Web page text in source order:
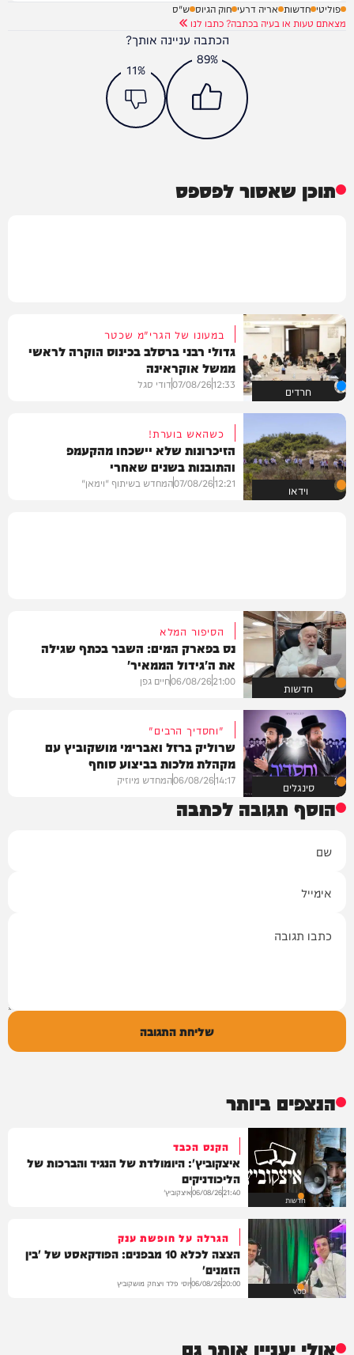
פוליטי חדשות אריה דרעי חוק הגיוס ש"ס
מצאתם טעות או בעיה בכתבה? כתבו לנו
הכתבה עניינה אותך?
89%
11%
תוכן שאסור לפספס
חרדים
במעונו של הגרי"מ שכטר
גדולי רבני ברסלב בכינוס הוקרה לראשי
ממשל אוקראינה
12:33
07/08/26דודי סגל
וידאו
כשהאש בוערת!
הזיכרונות שלא יישכחו מהקעמפ
והתובנות בשנים שאחרי
12:21
07/08/26המחדש בשיתוף "וימאן"
חדשות
הסיפור המלא
נס בפארק המים: השבר בכתף שגילה
את ה'גידול הממאיר'
21:00
06/08/26חיים גפן
סינגלים
"וחסדיך הרבים"
שרוליק ברזל ואברימי מושקוביץ עם
מקהלת מלכות בביצוע סוחף
14:17
06/08/26המחדש מיוזיק
הוסף תגובה לכתבה
שליחת התגובה
הנצפים ביותר
חדשות
הקנס הכבד
איצקוביץ': היומולדת של הנגיד והברכות של
הליכודניקים
21:40
06/08/26איצקוביץ'
VOD
הגרלה על חופשת ענק
הצצה לכלא 10 מבפנים: הפודקאסט של 'בין
הזמנים'
20:00
06/08/26יוסי פלד ויצחק מושקוביץ
אולי יעניין אותך גם